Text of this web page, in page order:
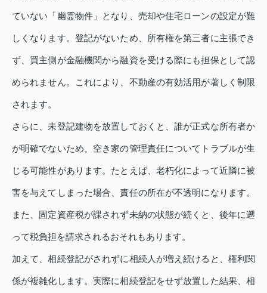
ていない「幽霊物件」となり、売却や住宅ローンの設定が難
しくなります。登記がないため、所有権を第三者に主張でき
ず、買主側が金融機関から融資を受ける際にも担保として認
められません。これにより、不動産の有効活用が著しく制限
されます。
さらに、未登記建物を放置しておくと、誰が正式な所有者か
が明確でないため、空き家の管理責任についてトラブルが生
じる可能性があります。たとえば、老朽化によって近隣に被
害を与えてしまった場合、責任の所在が不透明になります。
また、固定資産税が課されず未納の状態が続くと、後年に遡
って税負担を請求されるおそれもあります。
加えて、相続登記がされずに相続人が増え続けると、権利関
係が複雑化します。実際に相続登記をせず放置した結果、相